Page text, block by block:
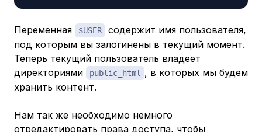
Переменная $USER
содержит имя пользователя,
под которым вы залогинены в текущий момент.
Теперь текущий пользователь владеет
директориями
public_html , в которых мы будем
хранить контент.
Нам так же необходимо немного
отредактировать права доступа, чтобы